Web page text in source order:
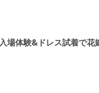
場体験&ドレス試着で花